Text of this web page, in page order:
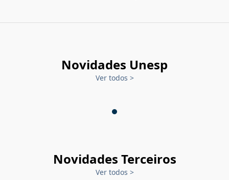
Novidades Unesp
Ver todos >
Novidades Terceiros
Ver todos >